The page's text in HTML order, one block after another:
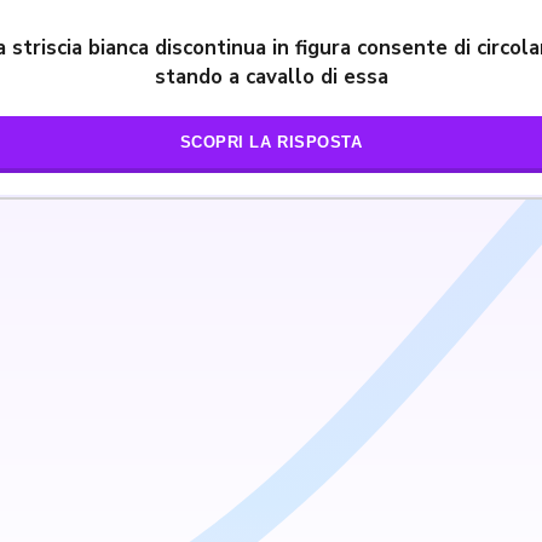
striscia bianca discontinua in figura consente di
stando a cavallo di essa
SCOPRI LA RISPOSTA